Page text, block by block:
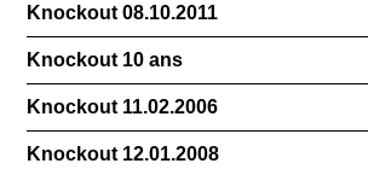
Knockout 08.10.2011
Knockout 10 ans
Knockout 11.02.2006
Knockout 12.01.2008